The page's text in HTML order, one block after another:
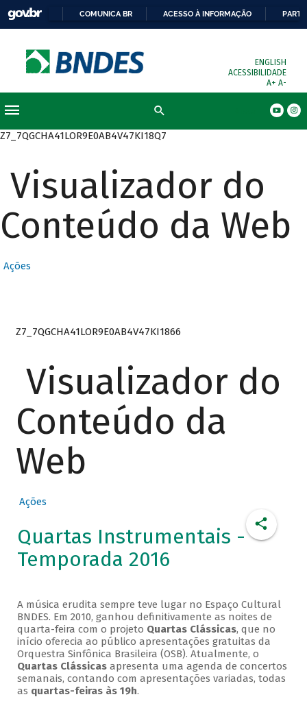
COMUNICA BR ACESSO À INFORMAÇÃO
ENGLISH
ACESSIBILIDADE
A+ A-
Z7_7QGCHA41LOR9E0AB4V47KI18Q7
Visualizador do
Conteúdo da Web
Ações
Z7_7QGCHA41LOR9E0AB4V47KI1866
Visualizador do
Conteúdo da
Web
Ações
Quartas Instrumentais -
Temporada 2016
A música erudita sempre teve lugar no Espaço Cultural
BNDES. Em 2010, ganhou definitivamente as noites de
quarta-feira com o projeto Quartas Clássicas, que no
início oferecia ao público apresentações gratuitas da
Orquestra Sinfônica Brasileira (OSB). Atualmente, o
Quartas Clássicasapresenta uma agenda de concertos
semanais, contando com apresentações variadas, todas
as quartas-feiras às 19h.